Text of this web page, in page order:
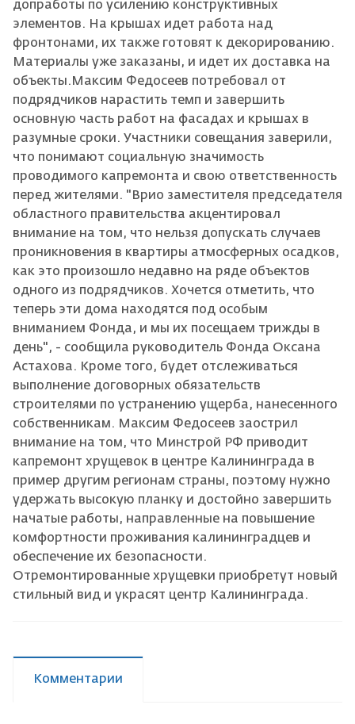
допработы по усилению конструктивных
элементов. На крышах идет работа над
фронтонами, их также готовят к декорированию.
Материалы уже заказаны, и идет их доставка на
объекты.Максим Федосеев потребовал от
подрядчиков нарастить темп и завершить
основную часть работ на фасадах и крышах в
разумные сроки. Участники совещания заверили,
что понимают социальную значимость
проводимого капремонта и свою ответственность
перед жителями. "Врио заместителя председателя
областного правительства акцентировал
внимание на том, что нельзя допускать случаев
проникновения в квартиры атмосферных осадков,
как это произошло недавно на ряде объектов
одного из подрядчиков. Хочется отметить, что
теперь эти дома находятся под особым
вниманием Фонда, и мы их посещаем трижды в
день", - сообщила руководитель Фонда Оксана
Астахова. Кроме того, будет отслеживаться
выполнение договорных обязательств
строителями по устранению ущерба, нанесенного
собственникам. Максим Федосеев заострил
внимание на том, что Минстрой РФ приводит
капремонт хрущевок в центре Калининграда в
пример другим регионам страны, поэтому нужно
удержать высокую планку и достойно завершить
начатые работы, направленные на повышение
комфортности проживания калининградцев и
обеспечение их безопасности.
Отремонтированные хрущевки приобретут новый
стильный вид и украсят центр Калининграда.
Комментарии